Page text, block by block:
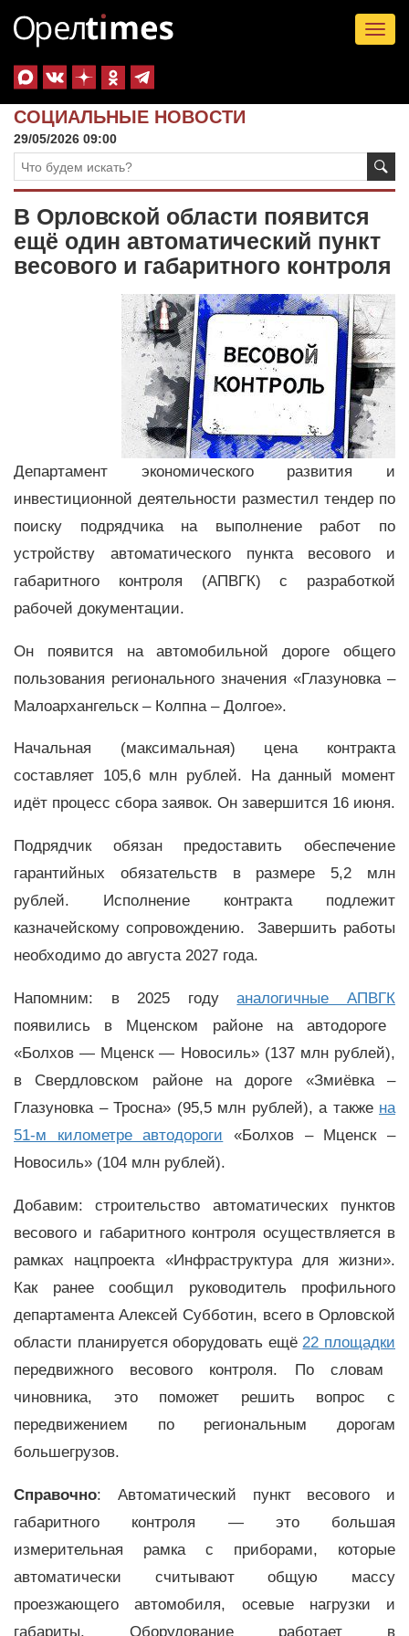
СОЦИАЛЬНЫЕ НОВОСТИ
29/05/2026 09:00
В Орловской области появится
ещё один автоматический пункт
весового и габаритного контроля
Департамент экономического развития и
инвестиционной деятельности разместил тендер по
поиску подрядчика на выполнение работ по
устройству автоматического пункта весового и
габаритного контроля (АПВГК) с разработкой
рабочей документации.
Он появится на автомобильной дороге общего
пользования регионального значения «Глазуновка –
Малоархангельск – Колпна – Долгое».
Начальная (максимальная) цена контракта
составляет 105,6 млн рублей. На данный момент
идёт процесс сбора заявок. Он завершится 16 июня.
Подрядчик обязан предоставить обеспечение
гарантийных обязательств в размере 5,2 млн
рублей. Исполнение контракта подлежит
казначейскому сопровождению. Завершить работы
необходимо до августа 2027 года.
Напомним: в 2025 годуаналогичные АПВГК
появились в Мценском районе на автодороге
«Болхов — Мценск — Новосиль» (137 млн рублей),
в Свердловском районе на дороге «Змиёвка –
Глазуновка – Тросна» (95,5 млн рублей), а также на
51-м километре автодороги «Болхов – Мценск –
Новосиль» (104 млн рублей).
Добавим: строительство автоматических пунктов
весового и габаритного контроля осуществляется в
рамках нацпроекта «Инфраструктура для жизни».
Как ранее сообщил руководитель профильного
департамента Алексей Субботин, всего в Орловской
области планируется оборудовать ещё 22 площадки
передвижного весового контроля. По словам
чиновника, это поможет решить вопрос с
передвижением по региональным дорогам
большегрузов.
Справочно: Автоматический пункт весового и
габаритного контроля — это большая
измерительная рамка с приборами, которые
автоматически считывают общую массу
проезжающего автомобиля, осевые нагрузки и
габариты. Оборудование работает в